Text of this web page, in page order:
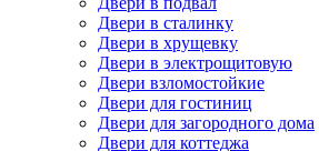
Двери в сталинку
Двери в хрущевку
Двери в электрощитовую
Двери взломостойкие
Двери для гостиниц
Двери для загородного дома
Двери для коттеджа